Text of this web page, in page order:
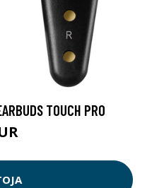
TOUCH PRO